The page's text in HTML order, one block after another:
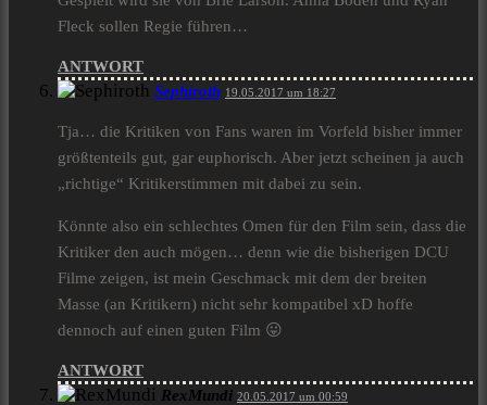
Fleck sollen Regie führen…
ANTWORT
Sephiroth 19.05.2017 um 18:27
Tja… die Kritiken von Fans waren im Vorfeld bisher immer
größtenteils gut, gar euphorisch. Aber jetzt scheinen ja auch
„richtige“ Kritikerstimmen mit dabei zu sein.
Könnte also ein schlechtes Omen für den Film sein, dass die
Kritiker den auch mögen… denn wie die bisherigen DCU
Filme zeigen, ist mein Geschmack mit dem der breiten
Masse (an Kritikern) nicht sehr kompatibel xD hoffe
dennoch auf einen guten Film 😛
ANTWORT
RexMundi 20.05.2017 um 00:59